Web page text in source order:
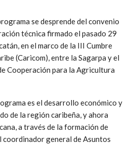
se desprende del convenio
técnica firmado el pasado 29
en el marco de la III Cumbre
(Caricom), entre la Sagarpa y el
Cooperación para la Agricultura
es el desarrollo económico y
de la región caribeña, y ahora
a través de la formación de
coordinador general de Asuntos